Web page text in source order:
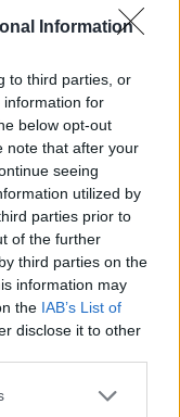
Information
to third parties, or
information for
below opt-out
note that after your
seeing
utilized by
parties prior to
of the further
third parties on the
information may
the IAB’s List of
disclose it to other
κάρτα για όλες τις
παροχές!